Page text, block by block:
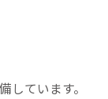
しています。